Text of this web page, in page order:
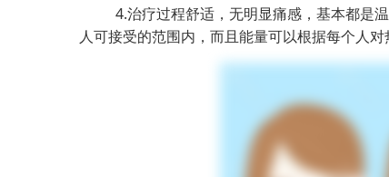
4.治疗过程舒适，无明显痛感，基本都是
人可接受的范围内，而且能量可以根据每个人对